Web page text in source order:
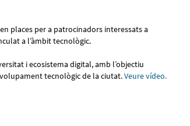
places per a patrocinadors interessats a
a l’àmbit tecnològic.
i ecosistema digital, amb l’objectiu
tecnològic de la ciutat.Veure vídeo.